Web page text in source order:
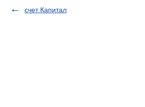
счет Капитал